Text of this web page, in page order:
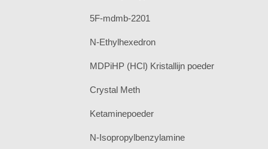
5F-mdmb-2201
N-Ethylhexedron
MDPiHP (HCl) Kristallijn poeder
Crystal Meth
Ketaminepoeder
N-Isopropylbenzylamine